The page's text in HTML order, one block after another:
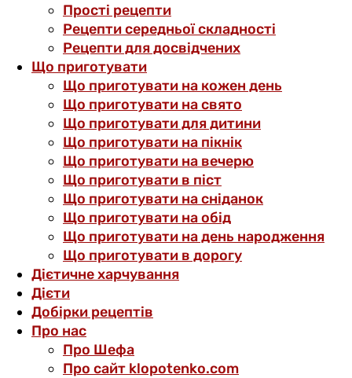
Прості рецепти
Рецепти середньої складності
Рецепти для досвідчених
Що приготувати
Що приготувати на кожен день
Що приготувати на свято
Що приготувати для дитини
Що приготувати на пікнік
Що приготувати на вечерю
Що приготувати в піст
Що приготувати на сніданок
Що приготувати на обід
Що приготувати на день народження
Що приготувати в дорогу
Дієтичне харчування
Дієти
Добірки рецептів
Про нас
Про Шефа
Про сайт klopotenko.com